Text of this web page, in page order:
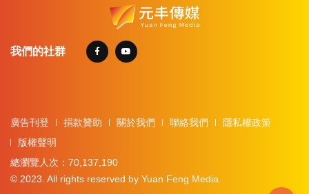
我們的社群
廣告刊登 捐款贊助 關於我們 聯絡我們
隱私權政策
版權聲明
總瀏覽人次：70,137,190
© 2023. All rights reserved by Yuan Feng Media.